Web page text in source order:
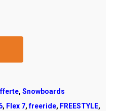
,Snowboards
, Flex 7,freeride, FREESTYLE,